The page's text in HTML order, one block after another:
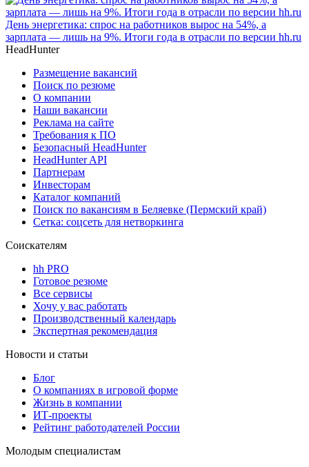
День энергетика: спрос на работников вырос на 54%, а
зарплата — лишь на 9%. Итоги года в отрасли по версии hh.ru
HeadHunter
Размещение вакансий
Поиск по резюме
О компании
Наши вакансии
Реклама на сайте
Требования к ПО
Безопасный HeadHunter
HeadHunter API
Партнерам
Инвесторам
Каталог компаний
Поиск по вакансиям в Беляевке (Пермский край)
Сетка: соцсеть для нетворкинга
Соискателям
hh PRO
Готовое резюме
Все сервисы
Хочу у вас работать
Производственный календарь
Экспертная рекомендация
Новости и статьи
Блог
О компаниях в игровой форме
Жизнь в компании
ИТ-проекты
Рейтинг работодателей России
Молодым специалистам